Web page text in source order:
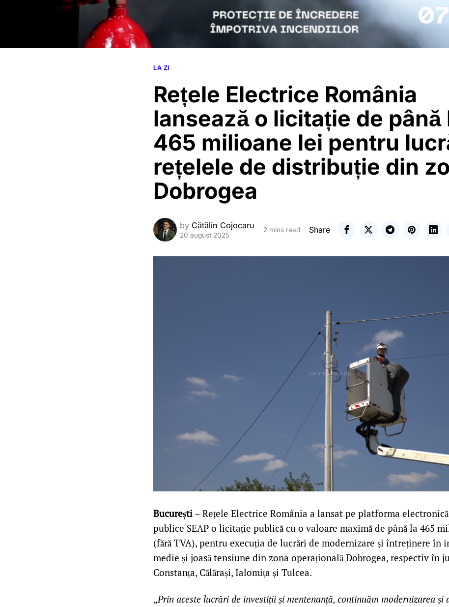
LA ZI
Rețele Electrice România
lansează o licitație de până
465 milioane lei pentru
rețelele de distribuție din
Dobrogea
by Cătălin Cojocaru
20 august 2025
2 mins read Share
București – Rețele Electrice România a lansat pe platforma
publice SEAP o licitație publică cu o valoare maximă de până la 465
(fără TVA), pentru execuția de lucrări de modernizare și întreținere în
medie și joasă tensiune din zona operațională Dobrogea, respectiv în
Constanța, Călărași, Ialomița și Tulcea.
„Prin aceste lucrări de investiții și mentenanță, continuăm modernizarea și